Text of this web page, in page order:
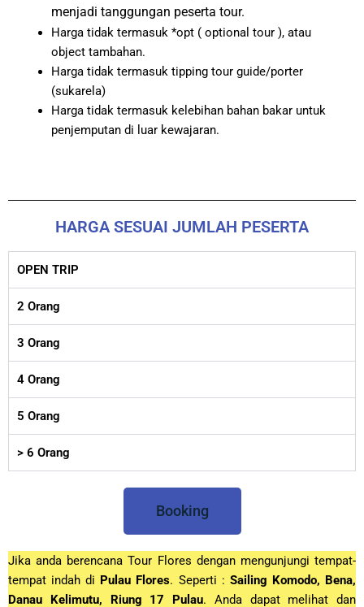
menjadi tanggungan peserta tour.
Harga tidak termasuk *opt ( optional tour ), atau
object tambahan.
Harga tidak termasuk tipping tour guide/porter
(sukarela)
Harga tidak termasuk kelebihan bahan bakar untuk
penjemputan di luar kewajaran.
HARGA SESUAI JUMLAH PESERTA
OPEN TRIP
2 Orang
3 Orang
4 Orang
5 Orang
> 6 Orang
Booking
Jika anda berencana Tour Flores dengan mengunjungi tempat-
tempat indah di Pulau Flores. Seperti : Sailing Komodo, Bena,
Danau Kelimutu, Riung 17 Pulau. Anda dapat melihat dan